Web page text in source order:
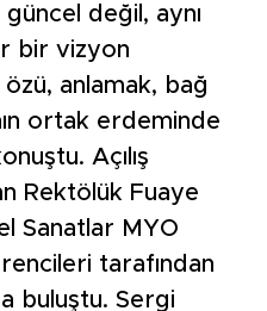
güncel değil, aynı
bir vizyon
anlamak, bağ
ortak erdeminde
Açılış
Rektölük Fuaye
Sanatlar MYO
tarafından
buluştu. Sergi